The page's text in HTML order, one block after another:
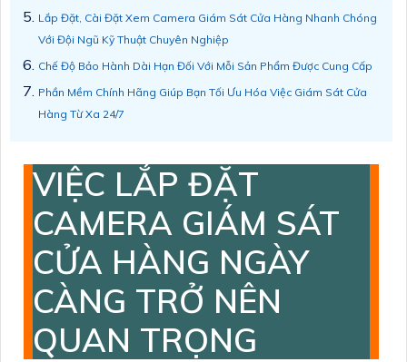
Lắp Đặt, Cài Đặt Xem Camera Giám Sát Cửa Hàng Nhanh Chóng
Với Đội Ngũ Kỹ Thuật Chuyên Nghiệp
Chế Độ Bảo Hành Dài Hạn Đối Với Mỗi Sản Phẩm Được Cung Cấp
Phần Mềm Chính Hãng Giúp Bạn Tối Ưu Hóa Việc Giám Sát Cửa
Hàng Từ Xa 24/7
VIỆC LẮP ĐẶT
CAMERA GIÁM SÁT
CỬA HÀNG NGÀY
CÀNG TRỞ NÊN
QUAN TRỌNG